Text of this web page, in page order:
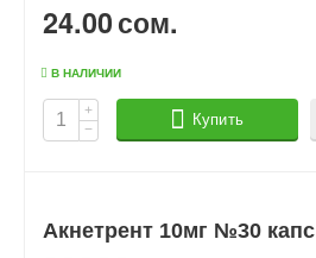
24.00сом.
В НАЛИЧИИ
+
−
Купить
Акнетрент 10мг №30 капс